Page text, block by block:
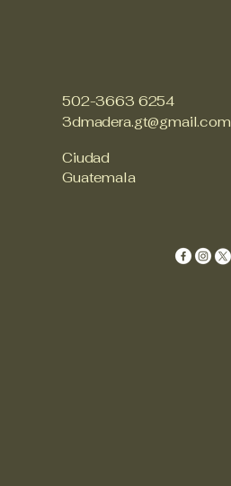
502-3663 6254
3dmadera.gt@gmail.com
Ciudad
Guatemala